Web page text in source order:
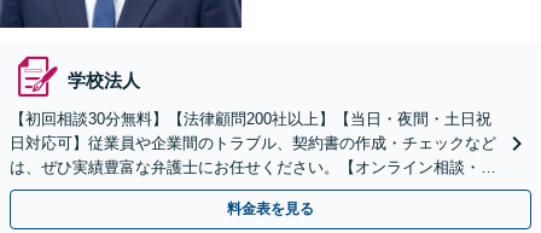
学校法人
【初回相談30分無料】【法律顧問200社以上】【当日・夜間・土日祝
日対応可】従業員や企業間のトラブル、契約書の作成・チェックなど
は、ぜひ実績豊富な弁護士にお任せください。【オンライン相談・電
子契約に対応】
料金表を見る